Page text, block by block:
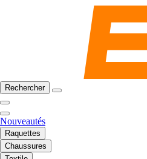
Rechercher
Nouveautés
Raquettes
Chaussures